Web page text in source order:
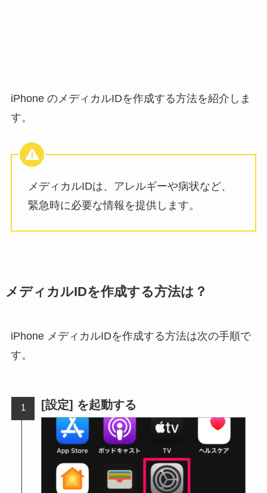
iPhone のメディカルIDを作成する方法を紹介しま
す。
メディカルIDは、アレルギーや病状など、
緊急時に必要な情報を提供します。
メディカルIDを作成する方法は？
iPhone メディカルIDを作成する方法は次の手順で
す。
[設定] を起動する